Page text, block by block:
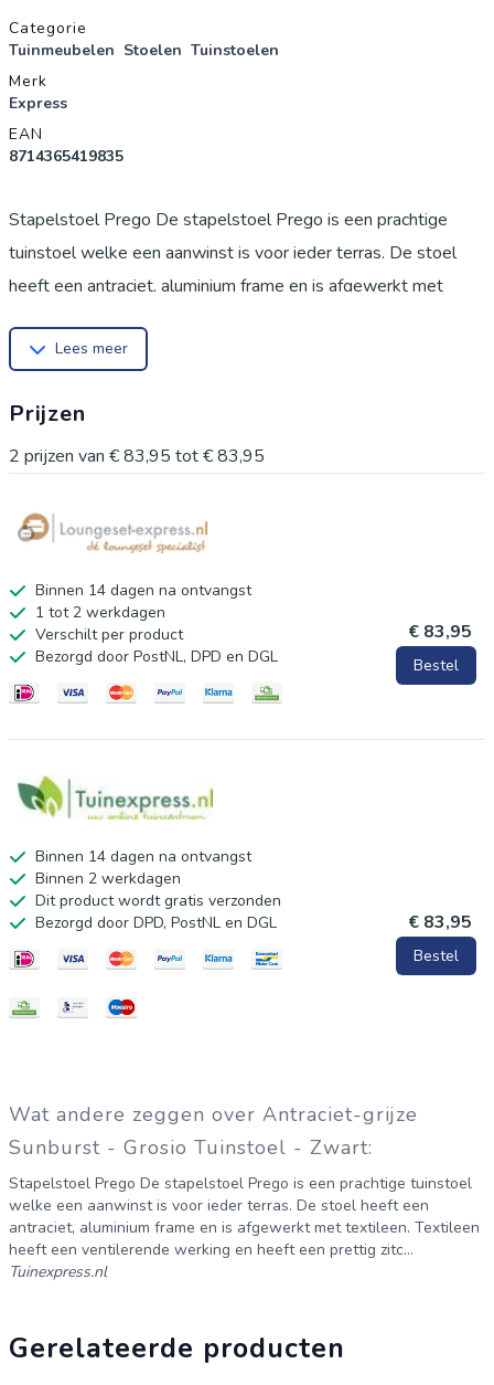
Productgegevens
Categorie
Tuinmeubelen Stoelen Tuinstoelen
Merk
Express
EAN
8714365419835
Stapelstoel Prego De stapelstoel Prego is een prachtige
tuinstoel welke een aanwinst is voor ieder terras. De stoel
heeft een antraciet, aluminium frame en is afgewerkt met
een prettig zitc...
Lees meer
Prijzen
2 prijzen van € 83,95 tot€ 83,95
Binnen 14 dagen na ontvangst
1 tot 2 werkdagen
Verschilt per product
Bezorgd door PostNL, DPD en DGL
€ 83,95
Bestel
Binnen 14 dagen na ontvangst
Binnen 2 werkdagen
Dit product wordt gratis verzonden
Bezorgd door DPD, PostNL en DGL
€ 83,95
Bestel
Wat andere zeggen over Antraciet-grijze
Sunburst - Grosio Tuinstoel - Zwart:
Stapelstoel Prego De stapelstoel Prego is een prachtige tuinstoel
welke een aanwinst is voor ieder terras. De stoel heeft een
antraciet, aluminium frame en is afgewerkt met textileen. Textileen
heeft een ventilerende werking en heeft een prettig zitc...
Tuinexpress.nl
Gerelateerde producten